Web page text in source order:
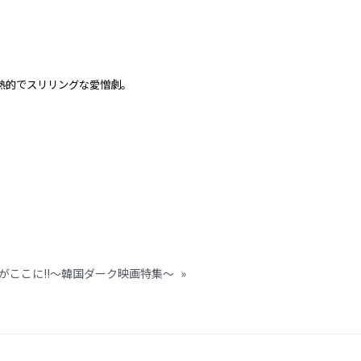
でスリリングな愛憎劇。
ここに!!～韓国ダーク映画特集～ »